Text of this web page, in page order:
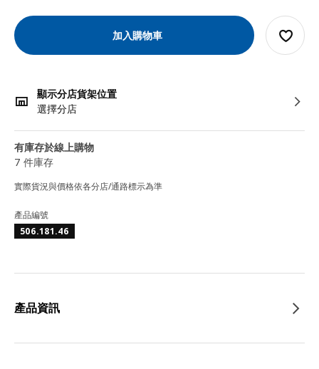
加入購物車
顯示分店貨架位置
選擇分店
有庫存於線上購物
7 件庫存
實際貨況與價格依各分店/通路標示為準
產品編號
506.181.46
產品資訊